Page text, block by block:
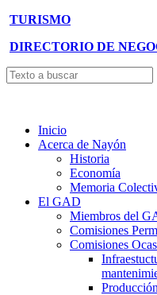
TURISMO
DIRECTORIO DE
Inicio
Acerca de Nayón
Historia
Economía
Memoria
El GAD
Miembros del
Comisiones
Comisiones